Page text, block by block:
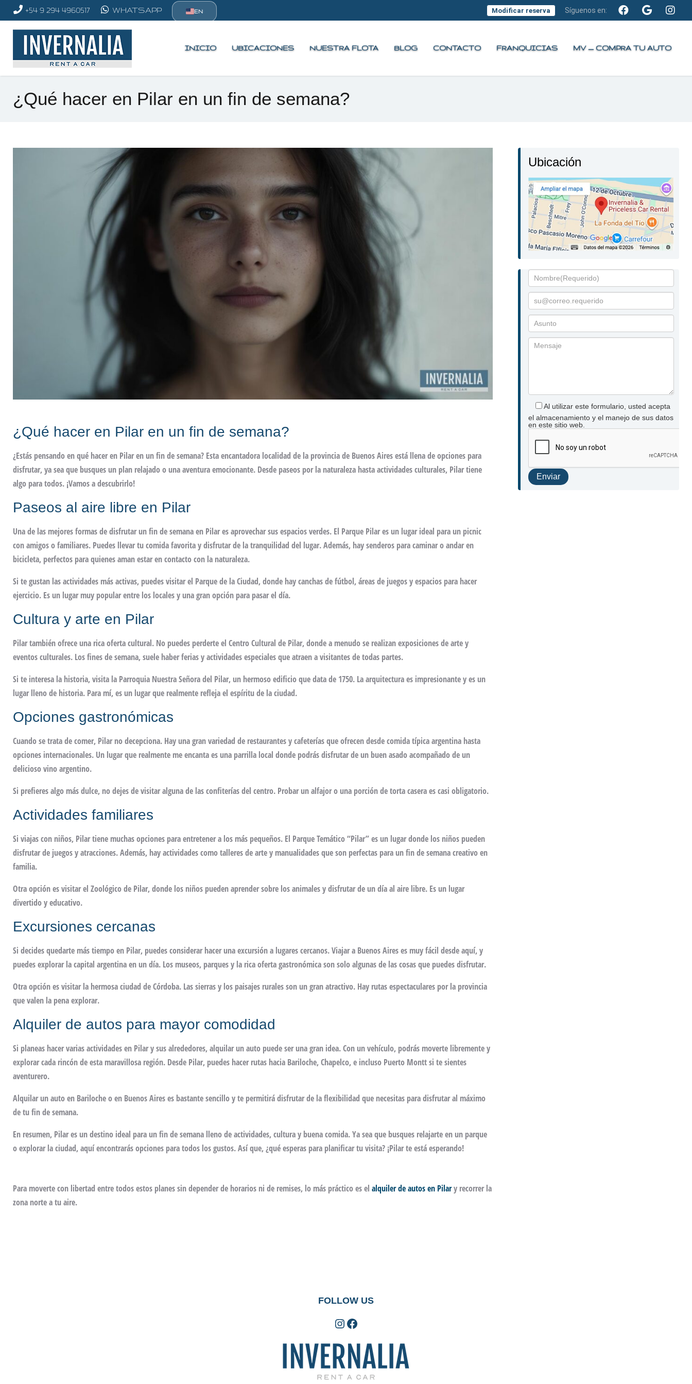
+54 9 294 4960517 WHATSAPP EN Modificar reserva Síguenos en:
INICIO UBICACIONES NUESTRA FLOTA BLOG CONTACTO FRANQUICIAS MV — COMPRA TU AUTO
¿Qué hacer en Pilar en un fin de semana?
¿Qué hacer en Pilar en un fin de semana?
¿Estás pensando en qué hacer en Pilar en un fin de semana? Esta encantadora localidad de la provincia de Buenos Aires está llena de opciones para
disfrutar, ya sea que busques un plan relajado o una aventura emocionante. Desde paseos por la naturaleza hasta actividades culturales, Pilar tiene
algo para todos. ¡Vamos a descubrirlo!
Paseos al aire libre en Pilar
Una de las mejores formas de disfrutar un fin de semana en Pilar es aprovechar sus espacios verdes. El Parque Pilar es un lugar ideal para un picnic
con amigos o familiares. Puedes llevar tu comida favorita y disfrutar de la tranquilidad del lugar. Además, hay senderos para caminar o andar en
bicicleta, perfectos para quienes aman estar en contacto con la naturaleza.
Si te gustan las actividades más activas, puedes visitar el Parque de la Ciudad, donde hay canchas de fútbol, áreas de juegos y espacios para hacer
ejercicio. Es un lugar muy popular entre los locales y una gran opción para pasar el día.
Cultura y arte en Pilar
Pilar también ofrece una rica oferta cultural. No puedes perderte el Centro Cultural de Pilar, donde a menudo se realizan exposiciones de arte y
eventos culturales. Los fines de semana, suele haber ferias y actividades especiales que atraen a visitantes de todas partes.
Si te interesa la historia, visita la Parroquia Nuestra Señora del Pilar, un hermoso edificio que data de 1750. La arquitectura es impresionante y es un
lugar lleno de historia. Para mí, es un lugar que realmente refleja el espíritu de la ciudad.
Opciones gastronómicas
Cuando se trata de comer, Pilar no decepciona. Hay una gran variedad de restaurantes y cafeterías que ofrecen desde comida típica argentina hasta
opciones internacionales. Un lugar que realmente me encanta es una parrilla local donde podrás disfrutar de un buen asado acompañado de un
delicioso vino argentino.
Si prefieres algo más dulce, no dejes de visitar alguna de las confiterías del centro. Probar un alfajor o una porción de torta casera es casi obligatorio.
Actividades familiares
Si viajas con niños, Pilar tiene muchas opciones para entretener a los más pequeños. El Parque Temático “Pilar” es un lugar donde los niños pueden
disfrutar de juegos y atracciones. Además, hay actividades como talleres de arte y manualidades que son perfectas para un fin de semana creativo en
familia.
Otra opción es visitar el Zoológico de Pilar, donde los niños pueden aprender sobre los animales y disfrutar de un día al aire libre. Es un lugar
divertido y educativo.
Excursiones cercanas
Si decides quedarte más tiempo en Pilar, puedes considerar hacer una excursión a lugares cercanos. Viajar a Buenos Aires es muy fácil desde aquí, y
puedes explorar la capital argentina en un día. Los museos, parques y la rica oferta gastronómica son solo algunas de las cosas que puedes disfrutar.
Otra opción es visitar la hermosa ciudad de Córdoba. Las sierras y los paisajes rurales son un gran atractivo. Hay rutas espectaculares por la provincia
que valen la pena explorar.
Alquiler de autos para mayor comodidad
Si planeas hacer varias actividades en Pilar y sus alrededores, alquilar un auto puede ser una gran idea. Con un vehículo, podrás moverte libremente y
explorar cada rincón de esta maravillosa región. Desde Pilar, puedes hacer rutas hacia Bariloche, Chapelco, e incluso Puerto Montt si te sientes
aventurero.
Alquilar un auto en Bariloche o en Buenos Aires es bastante sencillo y te permitirá disfrutar de la flexibilidad que necesitas para disfrutar al máximo
de tu fin de semana.
En resumen, Pilar es un destino ideal para un fin de semana lleno de actividades, cultura y buena comida. Ya sea que busques relajarte en un parque
o explorar la ciudad, aquí encontrarás opciones para todos los gustos. Así que, ¿qué esperas para planificar tu visita? ¡Pilar te está esperando!
Para moverte con libertad entre todos estos planes sin depender de horarios ni de remises, lo más práctico es el alquiler de autos en Pilary recorrer la
zona norte a tu aire.
Ubicación
Al utilizar este formulario, usted acepta
el almacenamiento y el manejo de sus datos
en este sitio web.
FOLLOW US
Instagram Facebook